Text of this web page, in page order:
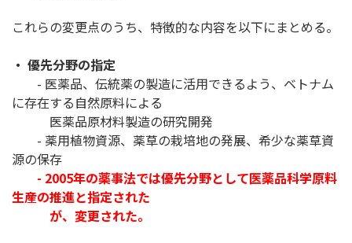
これらの変更点のうち、特徴的な内容を以下にまとめる。
・ 優先分野の指定
- 医薬品、伝統薬の製造に活用できるよう、ベトナム
に存在する自然原料による
医薬品原材料製造の研究開発
- 薬用植物資源、薬草の栽培地の発展、希少な薬草資
源の保存
- 2005年の薬事法では優先分野として医薬品科学原料
生産の推進と指定された
が、変更された。